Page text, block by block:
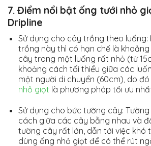
7. Điểm nổi bật ống tưới nhỏ
Dripline
Sử dụng cho cây trồng theo luống:
trồng này thì có hạn chế là
cây trong một luống rất nhỏ (từ
khoảng cách tối thiểu giữa các
một người di chuyển (60cm), do đó
nhỏ giọt là phương pháp tối ưu
Sử dụng cho bức tường cây:
cách giữa các cây bằng nhau và
tường cây rất lớn, dẫn tới việc khó
dùng ống nhỏ giọt để có thể rút